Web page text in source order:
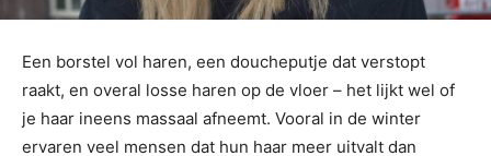
Een borstel vol haren, een doucheputje dat verstopt
raakt, en overal losse haren op de vloer – het lijkt wel of
je haar ineens massaal afneemt. Vooral in de winter
ervaren veel mensen dat hun haar meer uitvalt dan